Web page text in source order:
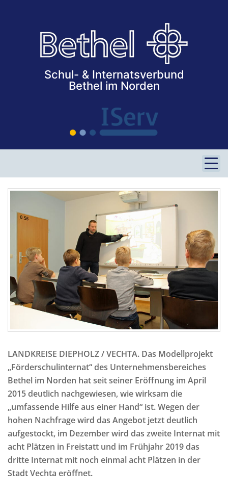
Schul- & Internatsverbund
Bethel im Norden
Verden / Achim
Ahlhorn
STELLENANGEBOTE
Impressum
LANDKREISE DIEPHOLZ / VECHTA. Das Modellprojekt
„Förderschulinternat“ des Unternehmensbereiches
Bethel im Norden hat seit seiner Eröffnung im April
2015 deutlich nachgewiesen, wie wirksam die
„umfassende Hilfe aus einer Hand“ ist. Wegen der
hohen Nachfrage wird das Angebot jetzt deutlich
aufgestockt, im Dezember wird das zweite Internat mit
acht Plätzen in Freistatt und im Frühjahr 2019 das
dritte Internat mit noch einmal acht Plätzen in der
Stadt Vechta eröffnet.